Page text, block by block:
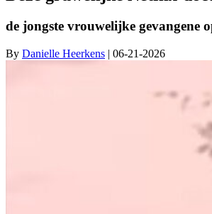
de jongste vrouwelijke gevangene
By Danielle Heerkens | 06-21-2026